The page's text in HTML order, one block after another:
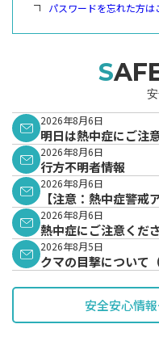
パスワードを忘れた方は
2026年8月6日
明日は熱中症にご注
2026年8月6日
行方不明者情報
2026年8月6日
【注意：熱中症警
表されています。
2026年8月6日
熱中症にご注意くだ
2026年8月5日
クマの目撃について
安全安心情